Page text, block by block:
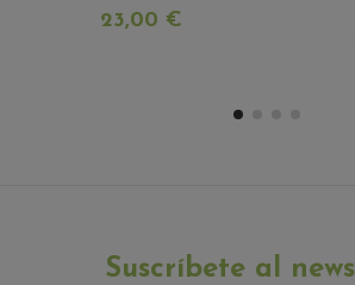
23,00 €
Suscríbete al